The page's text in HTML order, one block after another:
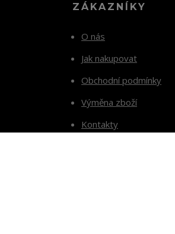
ZÁKAZNÍKY
O nás
Jak nakupovat
Obchodní podmínky
Výměna zboží
Kontakty